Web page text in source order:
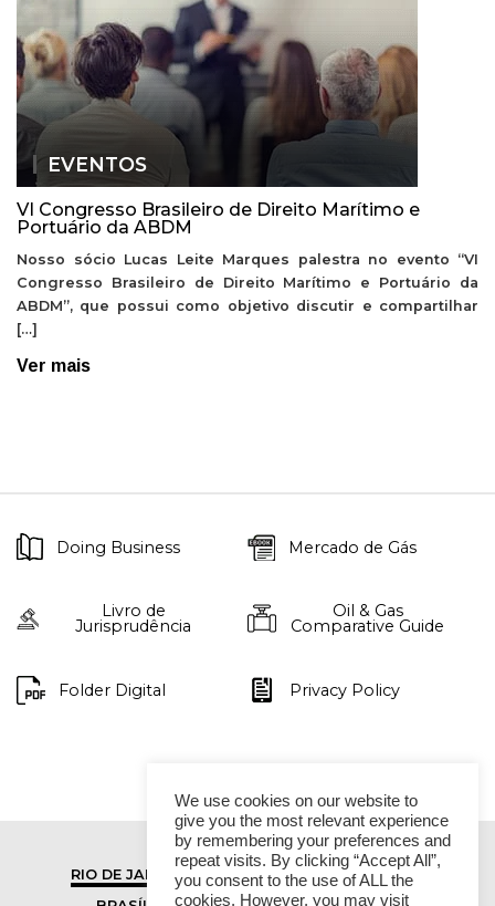
EVENTOS
VI Congresso Brasileiro de Direito Marítimo e
Portuário da ABDM
Nosso sócio Lucas Leite Marques palestra no evento “VI
Congresso Brasileiro de Direito Marítimo e Portuário da
ABDM”, que possui como objetivo discutir e compartilhar
[…]
Ver mais
Doing Business Mercado de Gás
Livro de
Jurisprudência
Oil & Gas
Comparative Guide
Folder Digital Privacy Policy
RIO DE JANEIRO
SÃO PAULO
We use cookies on our website to
give you the most relevant experience
by remembering your preferences and
repeat visits. By clicking “Accept All”,
you consent to the use of ALL the
cookies. However, you may visit